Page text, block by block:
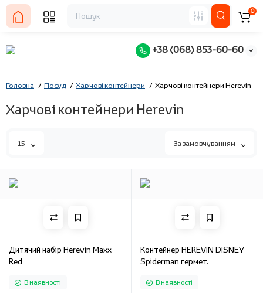
+38 (068) 853-60-60
0
Головна Посуд Харчові контейнери Харчові контейнери Herevin
Харчові контейнери Herevin
15 За замовчуванням
Дитячий набір Herevin Maxx
Red
В наявності
Контейнер HEREVIN DISNEY
Spiderman гермет.
В наявності